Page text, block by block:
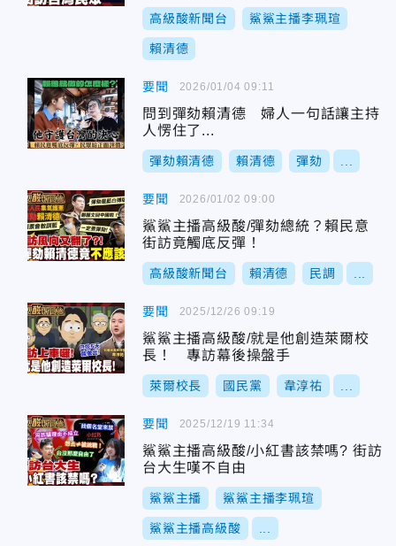
高級酸新聞台 鯊鯊主播李珮瑄
賴清德
要聞
問到彈劾賴清德 婦人一句話讓主持
人愣住了...
彈劾賴清德 賴清德 彈劾
2026/01/04 09:11
要聞
鯊鯊主播高級酸/彈劾總統？賴民意
街訪竟觸底反彈！
高級酸新聞台 賴清德 民調
2026/01/02 09:00
要聞
鯊鯊主播高級酸/就是他創造萊爾校
長！ 專訪幕後操盤手
萊爾校長 國民黨 韋淳祐
2025/12/26 09:19
要聞
鯊鯊主播高級酸/小紅書該禁嗎? 街訪
台大生嘆不自由
鯊鯊主播 鯊鯊主播李珮瑄
鯊鯊主播高級酸
2025/12/19 11:34